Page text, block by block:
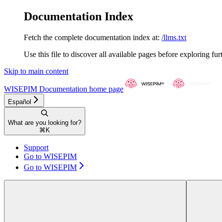
Documentation Index
Fetch the complete documentation index at: /llms.txt
Use this file to discover all available pages before exploring
Skip to main content
WISEPIM Documentation home page
Español
What are you looking for?
⌘ K
Support
Go to WISEPIM
Go to WISEPIM